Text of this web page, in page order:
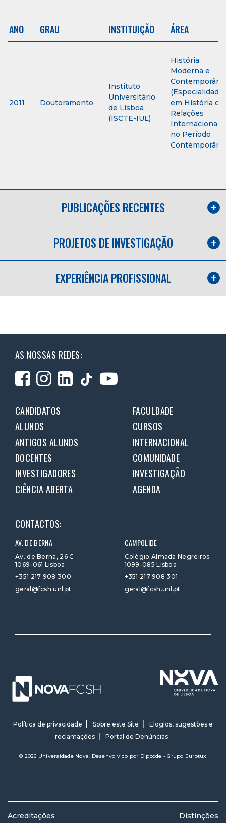
ANO GRAU INSTITUIÇÃO ÁREA
2011 Doutoramento
Instituto
Universitário
de Lisboa
(ISCTE-IUL)
História
Moderna e
(Especialidade
em História
Relações
Internacionais
no Período
PUBLICAÇÕES RECENTES
PROJETOS DE INVESTIGAÇÃO
EXPERIÊNCIA PROFISSIONAL
AS NOSSAS REDES:
CANDIDATOS
FACULDADE
ALUNOS
CURSOS
ANTIGOS ALUNOS
INTERNACIONAL
DOCENTES
COMUNIDADE
INVESTIGADORES
INVESTIGAÇÃO
CIÊNCIA ABERTA
AGENDA
CONTACTOS:
AV. DE BERNA
Av. de Berna, 26 C
1069-061 Lisboa
+351 217 908 300
geral@fcsh.unl.pt
CAMPOLIDE
Colégio Almada Negreiros
1099-085 Lisboa
+351 217 908 301
geral@fcsh.unl.pt
Política de privacidade Sobre este Site
Elogios, sugestões e
reclamações
Portal de Denúncias
© 2026 Universidade Nova. Desenvolvido por Dipcode - Grupo Eurotux
Acreditações Distinções